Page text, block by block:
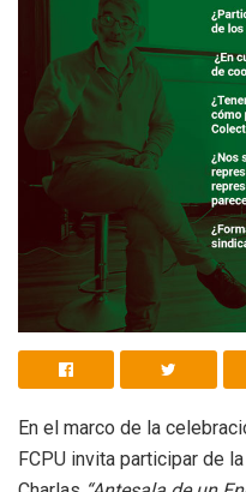
En el marco de la
FCPU invita participar de